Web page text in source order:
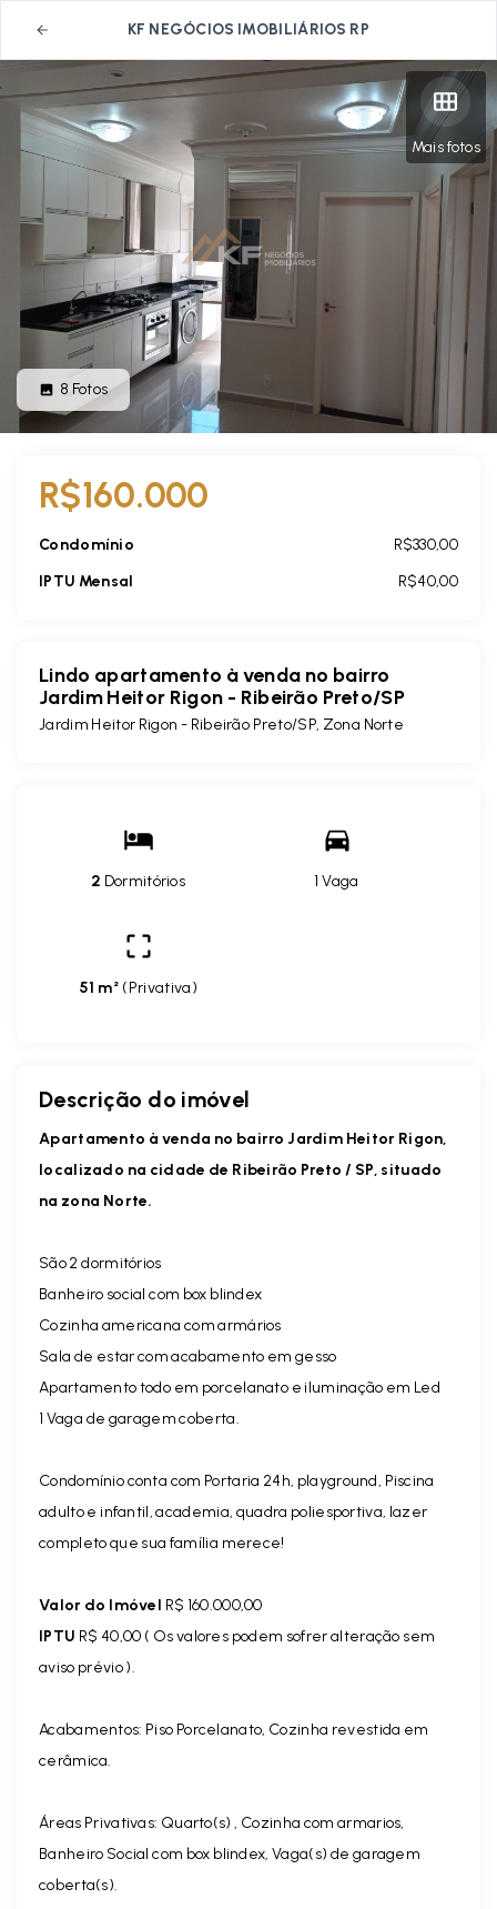
KF NEGÓCIOS IMOBILIÁRIOS RP
Mais fotos
8 Fotos
R$160.000
Condomínio
R$330,00
IPTU Mensal
R$40,00
Lindo apartamento à venda no bairro
Jardim Heitor Rigon - Ribeirão Preto/SP
Jardim Heitor Rigon - Ribeirão Preto/SP, Zona Norte
2 Dormitórios 1 Vaga
51 m² (Privativa)
Descrição do imóvel
Apartamento à venda no bairro Jardim Heitor Rigon,
localizado na cidade de Ribeirão Preto / SP, situado
na zona Norte.
São 2 dormitórios
Banheiro social com box blindex
Cozinha americana com armários
Sala de estar com acabamento em gesso
Apartamento todo em porcelanato e iluminação em Led
1 Vaga de garagem coberta.
Condomínio conta com Portaria 24h, playground, Piscina
adulto e infantil, academia, quadra poliesportiva, lazer
completo que sua família merece!
Valor do Imóvel R$ 160.000,00
IPTU R$ 40,00 ( Os valores podem sofrer alteração sem
aviso prévio ).
Acabamentos: Piso Porcelanato, Cozinha revestida em
cerâmica.
Áreas Privativas: Quarto(s) , Cozinha com armarios,
Banheiro Social com box blindex, Vaga(s) de garagem
coberta(s).